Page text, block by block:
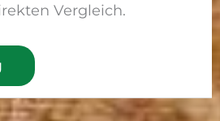
Vergleich.